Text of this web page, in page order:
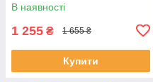
В наявності
1 255 ₴ 1 655 ₴
Купити